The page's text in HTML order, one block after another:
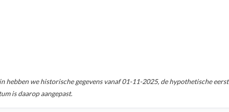
hebben we historische gegevens vanaf01-11-2025, de hypothetische eerst
is daarop aangepast.